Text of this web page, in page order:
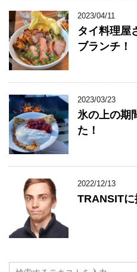
2023/04/11
タイ料理屋
ブランチ！
2023/03/23
氷の上の期
た！
2022/12/13
TRANSIT